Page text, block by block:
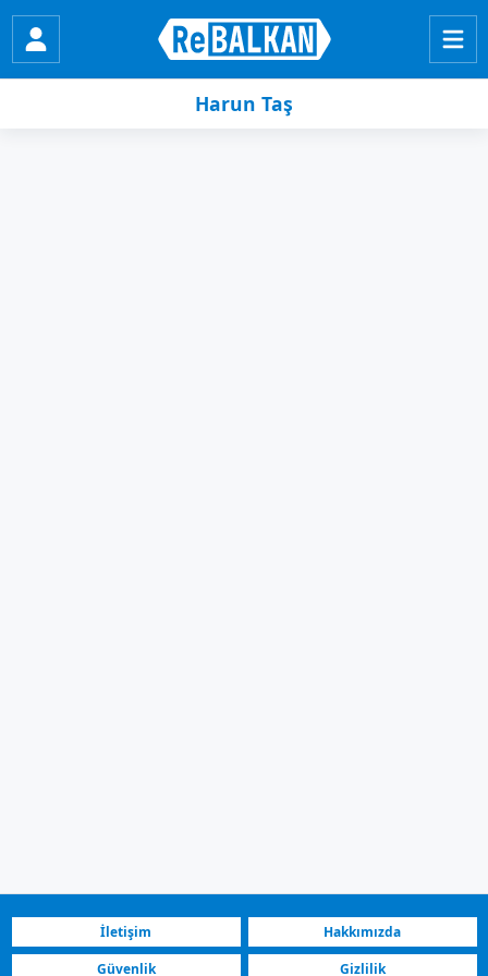
Harun Taş
İletişim
Hakkımızda
Güvenlik
Gizlilik